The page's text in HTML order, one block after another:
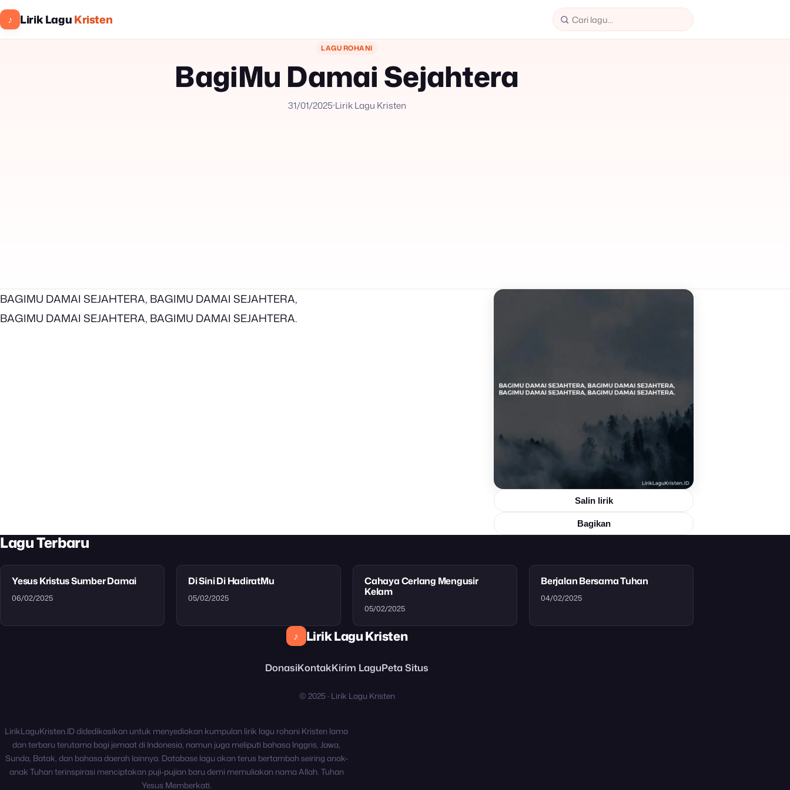
♪ Lirik LaguKristen
LAGU ROHANI
BagiMu Damai Sejahtera
31/01/2025Lirik Lagu Kristen
Salin lirik
Bagikan
BAGIMU DAMAI SEJAHTERA, BAGIMU DAMAI SEJAHTERA,
BAGIMU DAMAI SEJAHTERA, BAGIMU DAMAI SEJAHTERA.
Lagu Terbaru
Yesus Kristus Sumber Damai
06/02/2025
Di Sini Di HadiratMu
05/02/2025
Cahaya Cerlang Mengusir
Kelam
05/02/2025
Berjalan Bersama Tuhan
04/02/2025
♪ Lirik Lagu Kristen
DonasiKontakKirim LaguPeta Situs
© 2025 · Lirik Lagu Kristen
LirikLaguKristen.ID didedikasikan untuk menyediakan kumpulan lirik lagu rohani Kristen lama
dan terbaru terutama bagi jemaat di Indonesia, namun juga meliputi bahasa Inggris, Jawa,
Sunda, Batak, dan bahasa daerah lainnya. Database lagu akan terus bertambah seiring anak-
anak Tuhan terinspirasi menciptakan puji-pujian baru demi memuliakan nama Allah. Tuhan
Yesus Memberkati.